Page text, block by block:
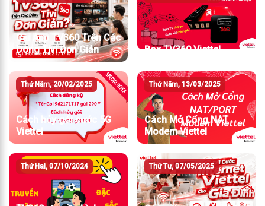
Cài App TV360 Trên Các
Dòng Tivi Đơn Giản
Box TV360 Viettel
Thứ Năm, 20/02/2025
Cách hủy gói cước 5G
Viettel
Thứ Năm, 13/03/2025
Cách Mở Cổng NAT
Modem Viettel
Thứ Hai, 07/10/2024 Thứ Tư, 07/05/2025